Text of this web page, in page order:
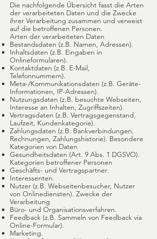
Die nachfolgende Übersicht fasst die Arten
der verarbeiteten Daten und die Zwecke
ihrer Verarbeitung zusammen und verweist
auf die betroffenen Personen.
Arten der verarbeiteten Daten
Bestandsdaten (z.B. Namen, Adressen).
Inhaltsdaten (z.B. Eingaben in
Onlineformularen).
Kontaktdaten (z.B. E-Mail,
Telefonnummern).
Meta-/Kommunikationsdaten (z.B. Geräte-
Informationen, IP-Adressen).
Nutzungsdaten (z.B. besuchte Webseiten,
Interesse an Inhalten, Zugriffszeiten).
Vertragsdaten (z.B. Vertragsgegenstand,
Laufzeit, Kundenkategorie).
Zahlungsdaten (z.B. Bankverbindungen,
Rechnungen, Zahlungshistorie). Besondere
Kategorien von Daten
Gesundheitsdaten (Art. 9 Abs. 1 DGSVO).
Kategorien betroffener Personen
Geschäfts- und Vertragspartner.
Interessenten.
Nutzer (z.B. Webseitenbesucher, Nutzer
von Onlinediensten). Zwecke der
Verarbeitung
Büro- und Organisationsverfahren.
Feedback (z.B. Sammeln von Feedback via
Online-Formular).
Marketing.